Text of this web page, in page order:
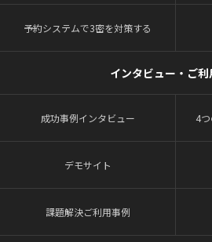
予約システムで3密を対策する
インタビュー・ご
成功事例インタビュー 4
デモサイト
課題解決ご利用事例